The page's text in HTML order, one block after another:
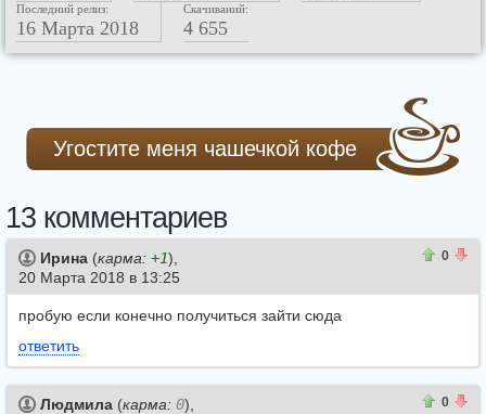
Последний релиз:
16 Марта 2018
Скачиваний:
4 655
Угостите меня чашечкой кофе
13 комментариев
0
Ирина (карма: +1),
20 Марта 2018 в 13:25
пробую если конечно получиться зайти сюда
ответить
0
Людмила (карма: 0),